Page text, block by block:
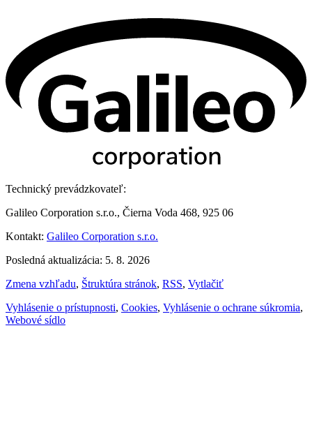
Technický prevádzkovateľ:
Galileo Corporation s.r.o., Čierna Voda 468, 925 06
Kontakt: Galileo Corporation s.r.o.
Posledná aktualizácia: 5. 8. 2026
Zmena vzhľadu, Štruktúra stránok, RSS, Vytlačiť
Vyhlásenie o prístupnosti, Cookies, Vyhlásenie o ochrane súkromia,
Webové sídlo